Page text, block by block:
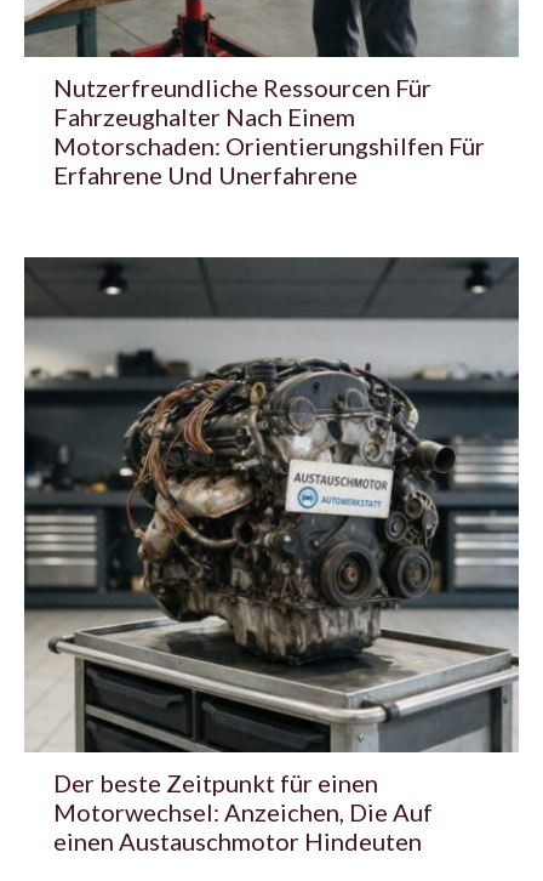
Nutzerfreundliche Ressourcen Für
Fahrzeughalter Nach Einem
Motorschaden: Orientierungshilfen Für
Erfahrene Und Unerfahrene
Der beste Zeitpunkt für einen
Motorwechsel: Anzeichen, Die Auf
einen Austauschmotor Hindeuten